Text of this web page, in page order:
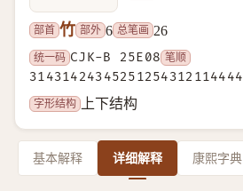
部首 竹 部外 6 总笔画 26
统一码 CJK-B 25E08 笔顺
31431424345251254312114444
字形结构
上下结构
基本解释 详细解释 康熙字典